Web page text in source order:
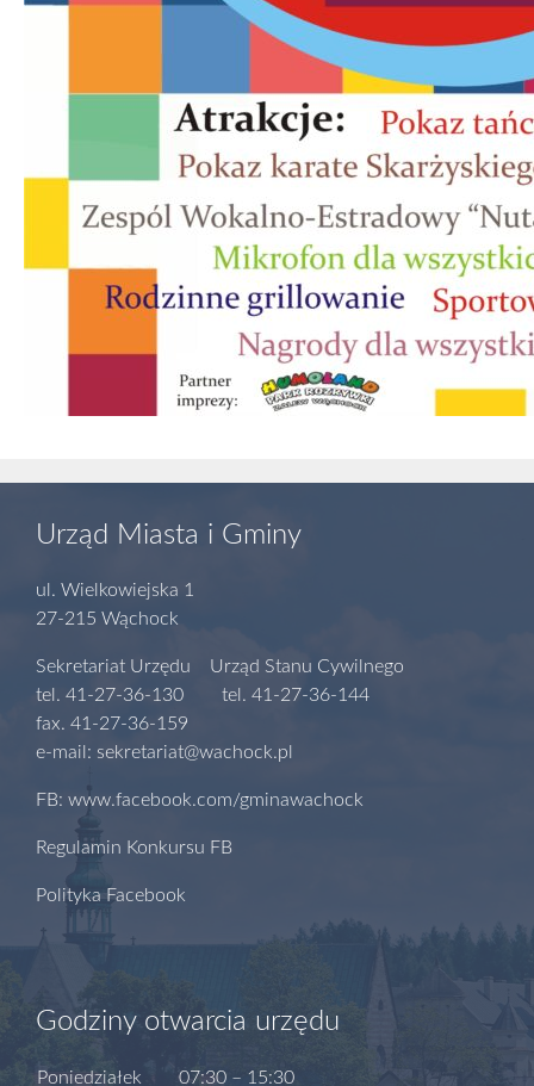
Urząd Miasta i Gminy
ul. Wielkowiejska 1
27-215 Wąchock
Sekretariat Urzędu Urząd Stanu Cywilnego
tel. 41-27-36-130 tel. 41-27-36-144
fax. 41-27-36-159
e-mail: sekretariat@wachock.pl
FB: www.facebook.com/gminawachock
Regulamin Konkursu FB
Polityka Facebook
Godziny otwarcia urzędu
Poniedziałek 07:30 – 15:30